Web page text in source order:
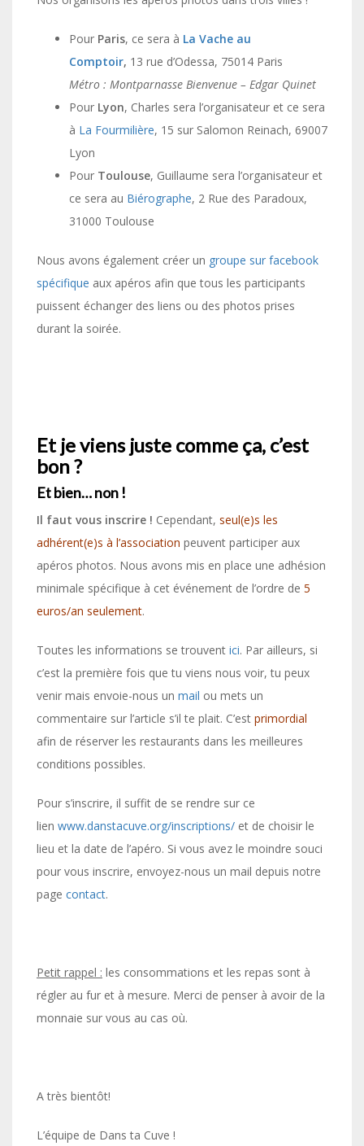
Pour Paris, ce sera à La Vache au
Comptoir, 13 rue d’Odessa, 75014 Paris
Métro : Montparnasse Bienvenue – Edgar Quinet
Pour Lyon, Charles sera l’organisateur et ce sera
à La Fourmilière, 15 sur Salomon Reinach, 69007
Lyon
Pour Toulouse, Guillaume sera l’organisateur et
ce sera au Biérographe, 2 Rue des Paradoux,
31000 Toulouse
Nous avons également créer un groupe sur facebook
spécifique aux apéros afin que tous les participants
puissent échanger des liens ou des photos prises
durant la soirée.
Et je viens juste comme ça, c’est
bon ?
Et bien… non !
Il faut vous inscrire ! Cependant, seul(e)s les
adhérent(e)s à l’association peuvent participer aux
apéros photos. Nous avons mis en place une adhésion
minimale spécifique à cet événement de l’ordre de 5
euros/an seulement.
Toutes les informations se trouvent ici. Par ailleurs, si
c’est la première fois que tu viens nous voir, tu peux
venir mais envoie-nous un mail ou mets un
commentaire sur l’article s’il te plait. C’est primordial
afin de réserver les restaurants dans les meilleures
conditions possibles.
Pour s’inscrire, il suffit de se rendre sur ce
lien www.danstacuve.org/inscriptions/ et de choisir le
lieu et la date de l’apéro. Si vous avez le moindre souci
pour vous inscrire, envoyez-nous un mail depuis notre
page contact.
Petit rappel : les consommations et les repas sont à
régler au fur et à mesure. Merci de penser à avoir de la
monnaie sur vous au cas où.
A très bientôt!
L’équipe de Dans ta Cuve !